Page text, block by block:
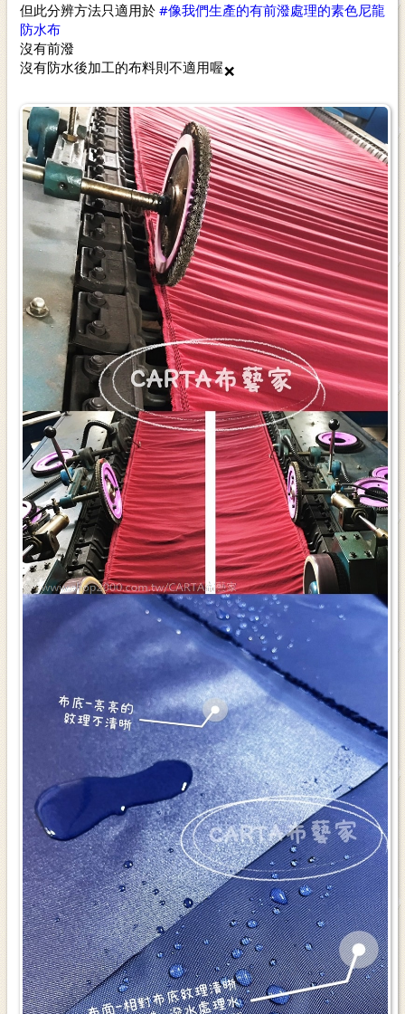
但此分辨方法只適用於 #像我們生產的有前潑處理的素色尼龍
防水布
沒有前潑
沒有防水後加工的布料則不適用喔